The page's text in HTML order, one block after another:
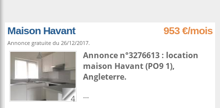
Maison Havant 953 €/mois
Annonce gratuite du 26/12/2017.
4
Annonce n°3276613 : location
maison Havant(PO9 1),
Angleterre.
...